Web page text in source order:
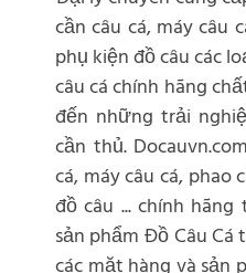
cần câu cá, máy câu
phụ kiện đồ câu các
câu cá chính hãng
đến những trải
cần thủ.
cá, máy câu cá, phao
đồ câu ... chính
sản phẩm Đồ Câu